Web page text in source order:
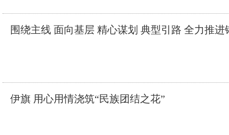
围绕主线 面向基层 精心谋划 典型引路 全力推
伊旗 用心用情浇筑“民族团结之花”